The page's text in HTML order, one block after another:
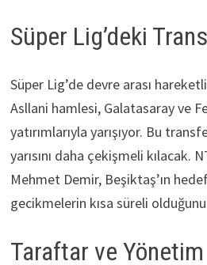
Süper Lig’deki
Süper Lig’de devre arası
Asllani hamlesi, Galatasaray ve
yatırımlarıyla yarışıyor. Bu
yarısını daha çekişmeli kılacak.
Mehmet Demir, Beşiktaş’ın
gecikmelerin kısa süreli
Taraftar ve